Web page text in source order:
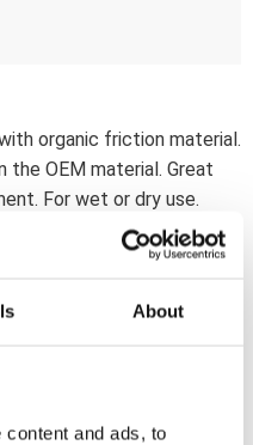
About
and ads, to
organic friction material.
the OEM material. Great
For wet or dry use.
plates to avoid glazing.
JASO-MA specified oil for